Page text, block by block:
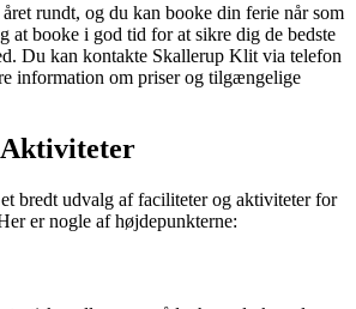
rundt, og du kan booke din ferie når som
at booke i god tid for at sikre dig de bedste
Du kan kontakte Skallerup Klit via telefon
information om priser og tilgængelige
bredt udvalg af faciliteter og aktiviteter for
er nogle af højdepunkterne: